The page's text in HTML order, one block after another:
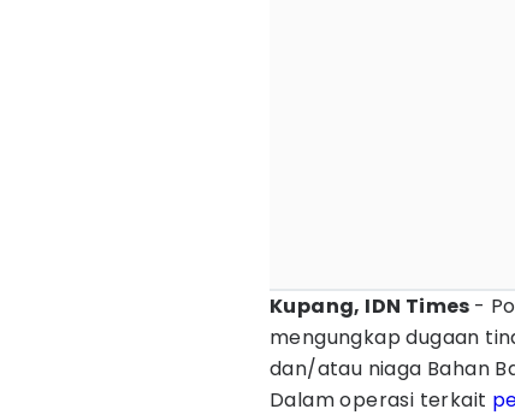
Kupang, IDN Times -
mengungkap dugaan
dan/atau niaga Bahan
Dalam operasi terkait